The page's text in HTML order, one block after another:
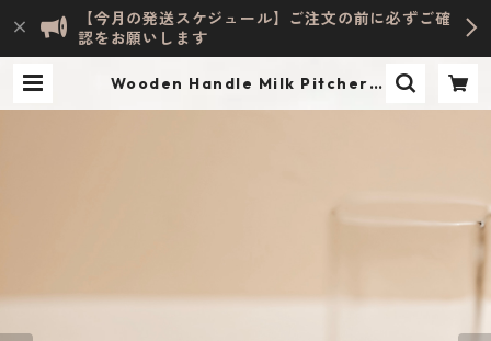
【今月の発送スケジュール】ご注文の前に必ずご確
認をお願いします
Wooden Handle Milk Pitcher /